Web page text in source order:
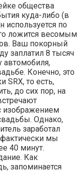
общества
куда-либо (в
используется по
ложится весомым
Ваш покорный
заплатил 8 тысяч
автомобиля,
Конечно, это
SRX, то есть,
до сих пор, на
изображением
Однако,
заработал
фактически мы
40 минут.
Как
запоминается